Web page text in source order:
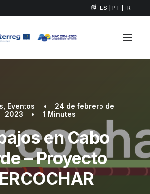
ES | PT | FR
Eventos •
24 de febrero de
2023
• 1 Minutes
en Cabo
– Proyecto